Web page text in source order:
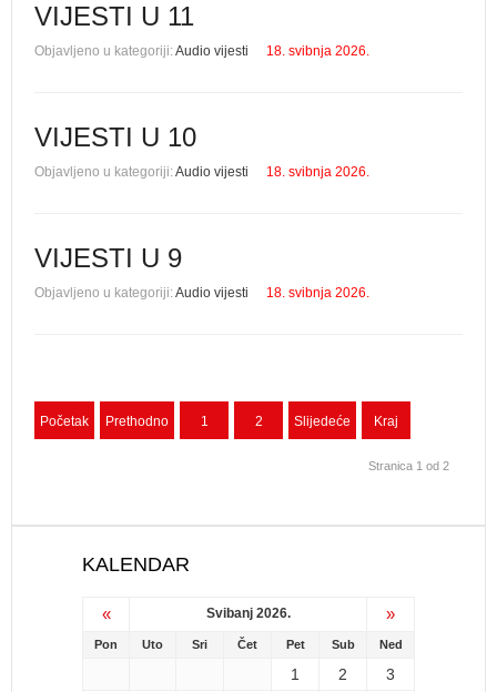
VIJESTI U 11
Objavljeno u kategoriji:Audio vijesti 18. svibnja 2026.
VIJESTI U 10
Objavljeno u kategoriji:Audio vijesti 18. svibnja 2026.
VIJESTI U 9
Objavljeno u kategoriji:Audio vijesti 18. svibnja 2026.
Početak Prethodno 1 2 Slijedeće Kraj
Stranica 1 od 2
KALENDAR
« Svibanj 2026. »
Pon Uto Sri Čet Pet Sub Ned
1 2
3